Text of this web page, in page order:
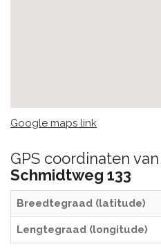
Google maps link
GPS coordinaten van
Schmidtweg 133
Breedtegraad (latitude)
Lengtegraad (longitude)